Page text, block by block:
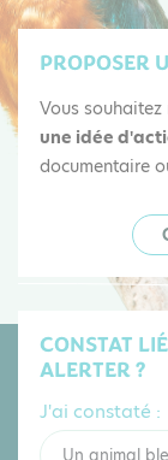
PROPOSER
Vous
une idée
documentaire
CONSTAT
ALERTER ?
J'ai constaté :
Un animal